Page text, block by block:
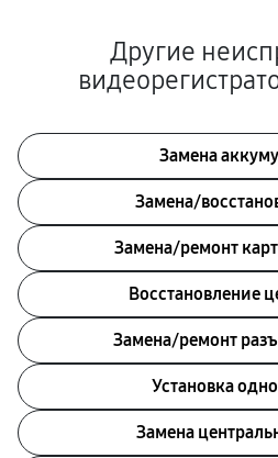
Другие
Замена
Замена/
Замена/ремонт
Восстановление
Замена/ремонт
Установка
Замена